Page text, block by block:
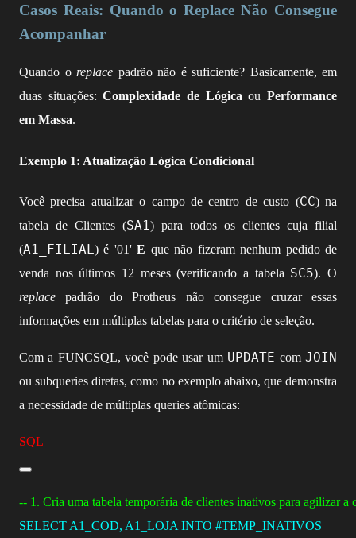
Casos Reais: Quando o Replace Não Consegue
Acompanhar
Quando o replace padrão não é suficiente? Basicamente, em
duas situações:Complexidade de Lógica ouPerformance
em Massa.
Exemplo 1: Atualização Lógica Condicional
Você precisa atualizar o campo de centro de custo (CC) na
tabela de Clientes (SA1) para todos os clientes cuja filial
(A1_FILIAL) é '01'E que não fizeram nenhum pedido de
venda nos últimos 12 meses (verificando a tabela SC5). O
replace padrão do Protheus não consegue cruzar essas
informações em múltiplas tabelas para o critério de seleção.
Com a FUNCSQL, você pode usar um UPDATE comJOIN
ou subqueries diretas, como no exemplo abaixo, que demonstra
a necessidade de múltiplas queries atômicas:
SQL
-- 1. Cria uma tabela temporária de clientes inativos para agilizar a
SELECT A1_COD, A1_LOJA INTO #TEMP_INATIVOS